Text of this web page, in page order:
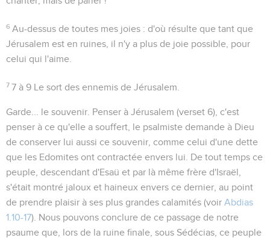
6 Au-dessus de toutes mes joies : d'où résulte que tant que
Jérusalem est en ruines, il n'y a plus de joie possible, pour
celui qui l'aime.
7 7 à 9 Le sort des ennemis de Jérusalem.
Garde... le souvenir . Penser à Jérusalem (verset 6), c'est
penser à ce qu'elle a souffert, le psalmiste demande à Dieu
de conserver lui aussi ce souvenir, comme celui d'une dette
que les Edomites ont contractée envers lui. De tout temps ce
peuple, descendant d'Esaü et par là même frère d'Israël,
s'était montré jaloux et haineux envers ce dernier, au point
de prendre plaisir à ses plus grandes calamités (voir Abdias
1.10-17). Nous pouvons conclure de ce passage de notre
psaume que, lors de la ruine finale, sous Sédécias, ce peuple